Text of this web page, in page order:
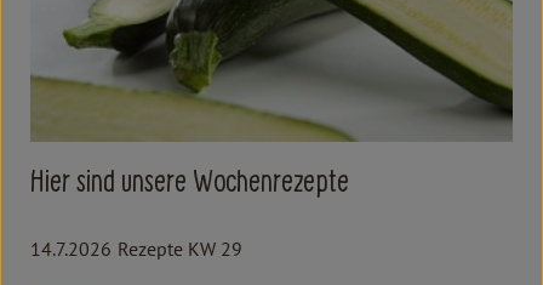
Hier sind unsere Wochenrezepte
14.7.2026 Rezepte KW 29